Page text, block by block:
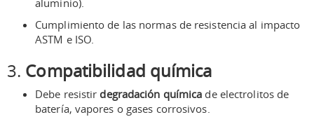
aluminio).
Cumplimiento de las normas de resistencia al impacto
ASTM e ISO.
3. Compatibilidad química
Debe resistirdegradación química de electrolitos de
batería, vapores o gases corrosivos.